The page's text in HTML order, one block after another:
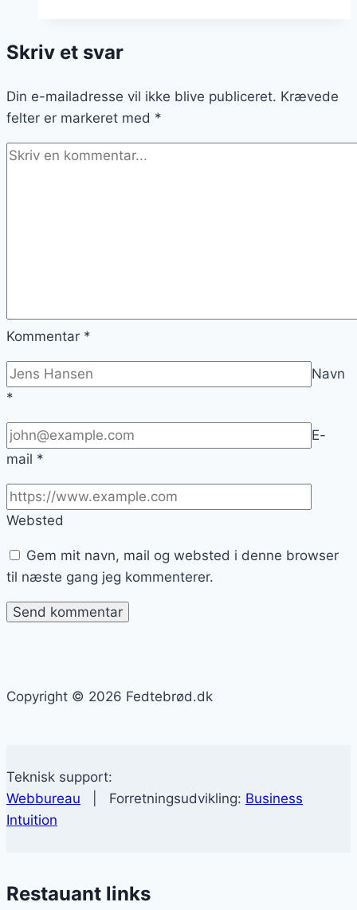
sukker
fest
Skriv et svar
Din e-mailadresse vil ikke blive publiceret. Krævede
felter er markeret med *
Kommentar *
Navn
*
E-
mail *
Websted
Gem mit navn, mail og websted i denne browser
til næste gang jeg kommenterer.
Copyright © 2026 Fedtebrød.dk
Teknisk support:
Webbureau | Forretningsudvikling: Business
Intuition
Restauant links